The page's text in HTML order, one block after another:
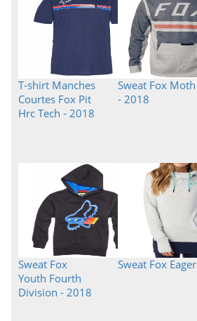
T-shirt Manches
Courtes Fox Pit
Hrc Tech - 2018
Sweat Fox Moth
- 2018
Sweat Fox
Youth Fourth
Division - 2018
Sweat Fox Eager